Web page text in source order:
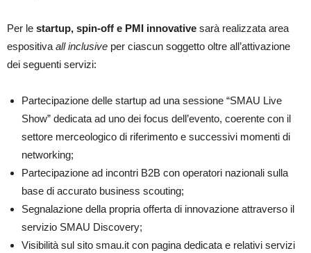
Per le startup, spin-off e PMI innovative sarà realizzata area
espositiva all inclusive per ciascun soggetto oltre all’attivazione
dei seguenti servizi:
Partecipazione delle startup ad una sessione “SMAU Live
Show” dedicata ad uno dei focus dell’evento, coerente con il
settore merceologico di riferimento e successivi momenti di
networking;
Partecipazione ad incontri B2B con operatori nazionali sulla
base di accurato business scouting;
Segnalazione della propria offerta di innovazione attraverso il
servizio SMAU Discovery;
Visibilità sul sito smau.it con pagina dedicata e relativi servizi